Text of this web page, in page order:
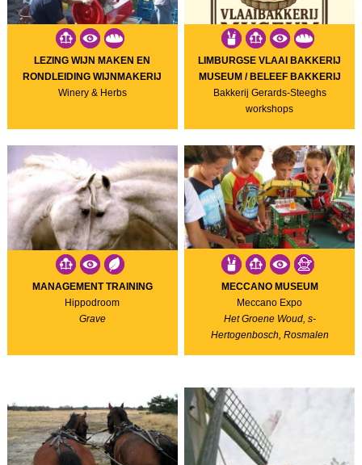
LEZING WIJN MAKEN EN
RONDLEIDING WIJNMAKERIJ
Winery & Herbs
LIMBURGSE VLAAI BAKKERIJ
MUSEUM / BELEEF BAKKERIJ
Bakkerij Gerards-Steeghs
workshops
MANAGEMENT TRAINING
Hippodroom
Grave
MECCANO MUSEUM
Meccano Expo
Het Groene Woud, s-
Hertogenbosch, Rosmalen